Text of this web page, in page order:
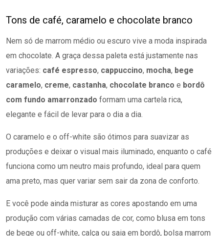
Tons de café, caramelo e chocolate branco
Nem só de marrom médio ou escuro vive a moda inspirada
em chocolate. A graça dessa paleta está justamente nas
variações: café espresso, cappuccino, mocha, bege
caramelo, creme, castanha, chocolate branco e bordô
com fundo amarronzado formam uma cartela rica,
elegante e fácil de levar para o dia a dia.
O caramelo e o off-white são ótimos para suavizar as
produções e deixar o visual mais iluminado, enquanto o café
funciona como um neutro mais profundo, ideal para quem
ama preto, mas quer variar sem sair da zona de conforto.
E você pode ainda misturar as cores apostando em uma
produção com várias camadas de cor, como blusa em tons
de bege ou off-white, calça ou saia em bordô, bolsa marrom